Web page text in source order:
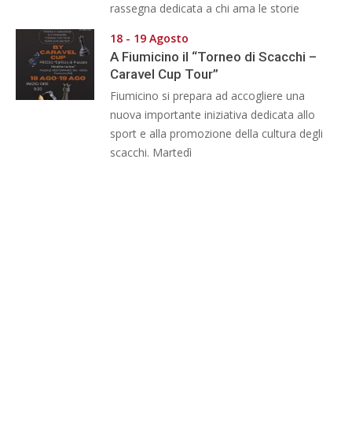
rassegna dedicata a chi ama le storie
18 - 19 Agosto
A Fiumicino il “Torneo di Scacchi –
Caravel Cup Tour”
Fiumicino si prepara ad accogliere una
nuova importante iniziativa dedicata allo
sport e alla promozione della cultura degli
scacchi. Martedì